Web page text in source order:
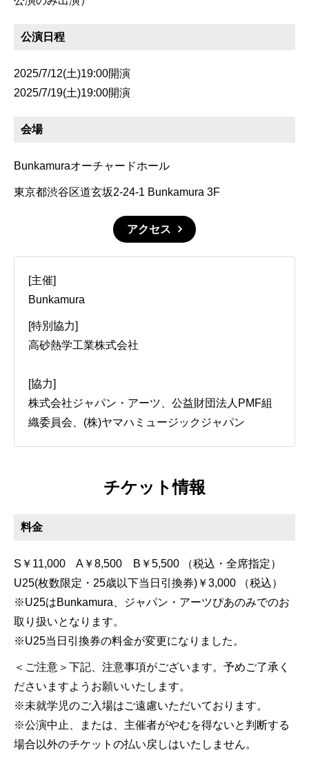
公演日程
2025/7/12(土)19:00開演
2025/7/19(土)19:00開演
会場
Bunkamuraオーチャードホール
東京都渋谷区道玄坂2-24-1 Bunkamura 3F
アクセス
[主催]
Bunkamura
[特別協力]
高砂熱学工業株式会社
[協力]
株式会社ジャパン・アーツ、公益財団法人PMF組
織委員会、(株)ヤマハミュージックジャパン
チケット情報
料金
S￥11,000 A￥8,500 B￥5,500 （税込・全席指定）
U25(枚数限定・25歳以下当日引換券)￥3,000 （税込）
※U25はBunkamura、ジャパン・アーツぴあのみでのお
取り扱いとなります。
※U25当日引換券の料金が変更になりました。
＜ご注意＞下記、注意事項がございます。予めご了承く
ださいますようお願いいたします。
※未就学児のご入場はご遠慮いただいております。
※公演中止、または、主催者がやむを得ないと判断する
場合以外のチケットの払い戻しはいたしません。